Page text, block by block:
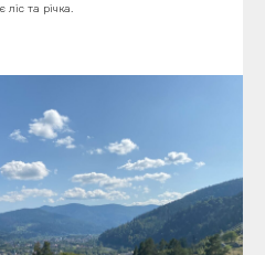
ліс та річка.